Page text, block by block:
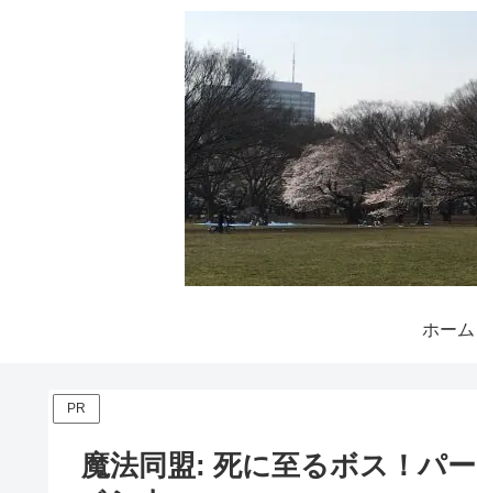
ホーム
PR
魔法同盟: 死に至るボス！パ